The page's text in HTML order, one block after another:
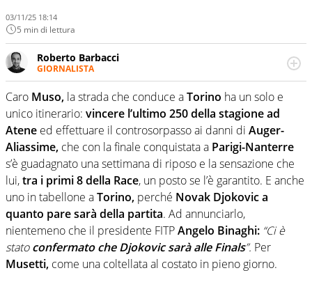
03/11/25 18:14
5 min di lettura
Roberto Barbacci
GIORNALISTA
Giornalista (pubblicista) sportivo a tutto campo, è il
tuttologo di Virgilio Sport. Provate a chiedergli di boxe, di
scherma, di volley o di curling: ve ne farà innamorare
Caro Muso, la strada che conduce aTorino ha un solo e
unico itinerario: vincere l’ultimo 250 della stagione ad
Atene ed effettuare il controsorpasso ai danni di Auger-
Aliassime, che con la finale conquistata a Parigi-Nanterre
s’è guadagnato una settimana di riposo e la sensazione che
lui,tra i primi 8 della Race, un posto se l’è garantito. E anche
uno in tabellone aTorino, perché Novak Djokovica
quanto pare sarà della partita. Ad annunciarlo,
nientemeno che il presidente FITPAngelo Binaghi: “Ci è
statoconfermato che Djokovic sarà alle Finals”. Per
Musetti, come una coltellata al costato in pieno giorno.